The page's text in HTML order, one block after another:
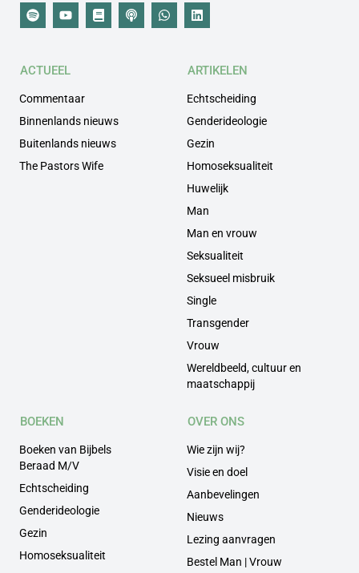
ACTUEEL
Commentaar
Binnenlands nieuws
Buitenlands nieuws
The Pastors Wife
ARTIKELEN
Echtscheiding
Genderideologie
Gezin
Homoseksualiteit
Huwelijk
Man
Man en vrouw
Seksualiteit
Seksueel misbruik
Single
Transgender
Vrouw
Wereldbeeld, cultuur en
maatschappij
BOEKEN
Boeken van Bijbels
Beraad M/V
Echtscheiding
Genderideologie
Gezin
Homoseksualiteit
OVER ONS
Wie zijn wij?
Visie en doel
Aanbevelingen
Nieuws
Lezing aanvragen
Bestel Man | Vrouw